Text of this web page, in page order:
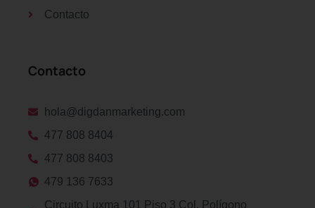
Contacto
Contacto
hola@digdanmarketing.com
477 808 8404
477 808 8403
479 136 7633
Circuito Luxma 101 Piso 3 Col. Polígono